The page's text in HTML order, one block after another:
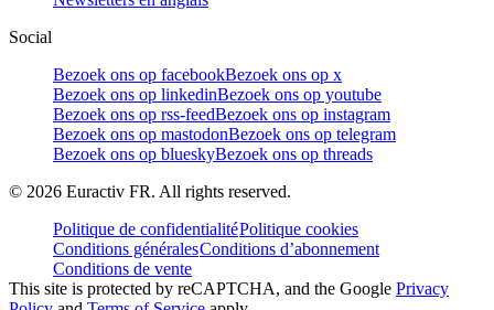
Social
Bezoek ons op facebookBezoek ons op x
Bezoek ons op linkedinBezoek ons op youtube
Bezoek ons op rss-feedBezoek ons op instagram
Bezoek ons op mastodonBezoek ons op telegram
Bezoek ons op blueskyBezoek ons op threads
© 2026 Euractiv FR. All rights reserved.
Politique de confidentialitéPolitique cookies
Conditions généralesConditions d’abonnement
Conditions de vente
This site is protected by reCAPTCHA, and the Google Privacy